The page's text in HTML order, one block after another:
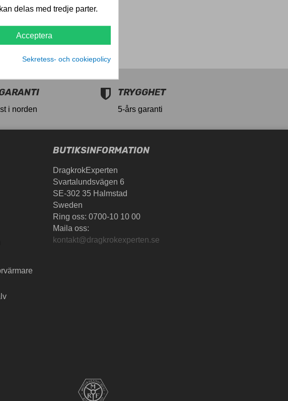
i norden
TRYGGHET
5-års garanti
BUTIKSINFORMATION
DragkrokExperten
Svartalundsvägen 6
SE-302 35 Halmstad
Sweden
Ring oss: 0700-10 10 00
Maila oss:
kontakt@dragkrokexperten.se
delas med tredje parter.
Acceptera
Sekretess- och cookiepolicy